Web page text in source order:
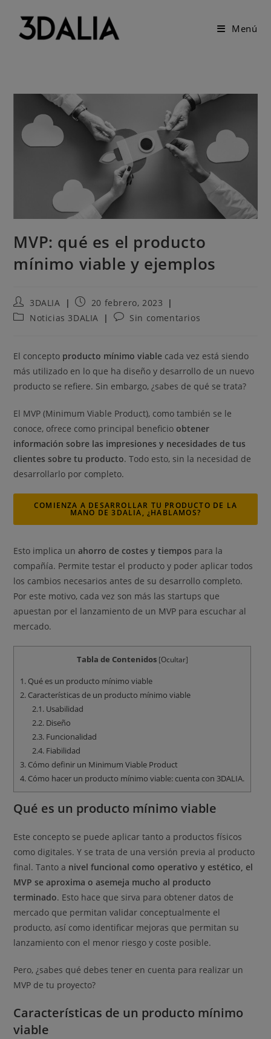
Menú
MVP: qué es el producto
mínimo viable y ejemplos
3DALIA
20 febrero, 2023
Noticias 3DALIA
Sin comentarios
El concepto producto mínimo viable cada vez está siendo
más utilizado en lo que ha diseño y desarrollo de un nuevo
producto se refiere. Sin embargo, ¿sabes de qué se trata?
El MVP (Minimum Viable Product), como también se le
conoce, ofrece como principal beneficio obtener
información sobre las impresiones y necesidades de tus
clientes sobre tu producto. Todo esto, sin la necesidad de
desarrollarlo por completo.
COMIENZA A DESARROLLAR TU PRODUCTO DE LA
MANO DE 3DALIA, ¿HABLAMOS?
Esto implica un ahorro de costes y tiempos para la
compañía. Permite testar el producto y poder aplicar todos
los cambios necesarios antes de su desarrollo completo.
Por este motivo, cada vez son más las startups que
apuestan por el lanzamiento de un MVP para escuchar al
mercado.
Tabla de Contenidos [Ocultar]
1. Qué es un producto mínimo viable
2. Características de un producto mínimo viable
2.1. Usabilidad
2.2. Diseño
2.3. Funcionalidad
2.4. Fiabilidad
3. Cómo definir un Minimum Viable Product
4. Cómo hacer un producto mínimo viable: cuenta con 3DALIA.
Qué es un producto mínimo viable
Este concepto se puede aplicar tanto a productos físicos
como digitales. Y se trata de una versión previa al producto
final. Tanto a nivel funcional como operativo y estético, el
MVP se aproxima o asemeja mucho al producto
terminado. Esto hace que sirva para obtener datos de
mercado que permitan validar conceptualmente el
producto, así como identificar mejoras que permitan su
lanzamiento con el menor riesgo y coste posible.
Pero, ¿sabes qué debes tener en cuenta para realizar un
MVP de tu proyecto?
Características de un producto mínimo
viable